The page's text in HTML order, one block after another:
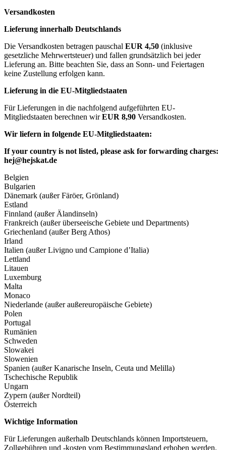
Versandkosten
Lieferung innerhalb Deutschlands
Die Versandkosten betragen pauschal EUR 4,50 (inklusive
gesetzliche Mehrwertsteuer) und fallen grundsätzlich bei jeder
Lieferung an. Bitte beachten Sie, dass an Sonn- und Feiertagen
keine Zustellung erfolgen kann.
Lieferung in die EU-Mitgliedstaaten
Für Lieferungen in die nachfolgend aufgeführten EU-
Mitgliedstaaten berechnen wirEUR 8,90 Versandkosten.
Wir liefern in folgende EU-Mitgliedstaaten:
If your country is not listed, please ask for forwarding charges:
hej@hejskat.de
Belgien
Bulgarien
Dänemark (außer Färöer, Grönland)
Estland
Finnland (außer Älandinseln)
Frankreich (außer überseeische Gebiete und Departments)
Griechenland (außer Berg Athos)
Irland
Italien (außer Livigno und Campione d’Italia)
Lettland
Litauen
Luxemburg
Malta
Monaco
Niederlande (außer außereuropäische Gebiete)
Polen
Portugal
Rumänien
Schweden
Slowakei
Slowenien
Spanien (außer Kanarische Inseln, Ceuta und Melilla)
Tschechische Republik
Ungarn
Zypern (außer Nordteil)
Österreich
Wichtige Information
Für Lieferungen außerhalb Deutschlands können Importsteuern,
Zollgebühren und -kosten vom Bestimmungsland erhoben werden.